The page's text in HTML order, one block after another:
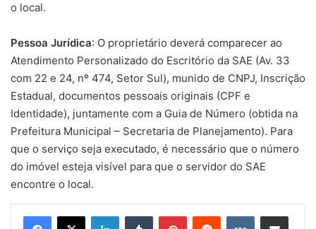
o local.
Pessoa Jurídica: O proprietário deverá comparecer ao
Atendimento Personalizado do Escritório da SAE (Av. 33
com 22 e 24, nº 474, Setor Sul), munido de CNPJ, Inscrição
Estadual, documentos pessoais originais (CPF e
Identidade), juntamente com a Guia de Número (obtida na
Prefeitura Municipal – Secretaria de Planejamento). Para
que o serviço seja executado, é necessário que o número
do imóvel esteja visível para que o servidor do SAE
encontre o local.
LinkedinTumblr PinterestReddit VK Compartilhar via e-mail